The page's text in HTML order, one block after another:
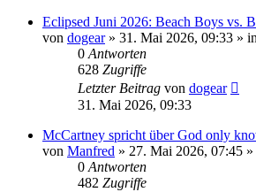
Eclipsed Juni 2026: Beach Boys vs.
von dogear» 31. Mai 2026, 09:33 » in
0 Antworten
628 Zugriffe
Letzter Beitrag von dogear
31. Mai 2026, 09:33
McCartney spricht über God only
von Manfred » 27. Mai 2026, 07:45 »
0 Antworten
482 Zugriffe